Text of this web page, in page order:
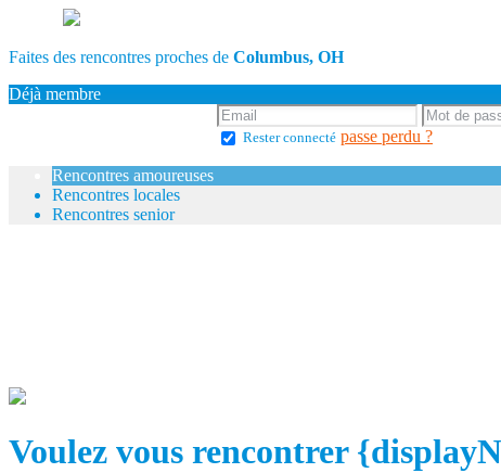
Faites des rencontres proches de Columbus, OH
Déjà membre
Rester connecté passe perdu ?
Rencontres amoureuses
Rencontres locales
Rencontres senior
Voulez vous rencontrer